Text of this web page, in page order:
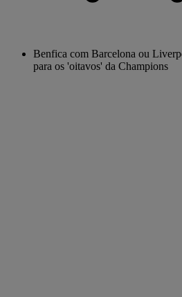
Benfica com Barcelona ou
para os 'oitavos' da Champions